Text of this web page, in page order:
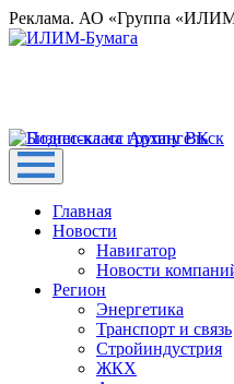
Реклама. АО «Группа
Главная
Новости
Навигатор
Новости
Регион
Энергетика
Транспорт и связь
Стройиндустрия
ЖКХ